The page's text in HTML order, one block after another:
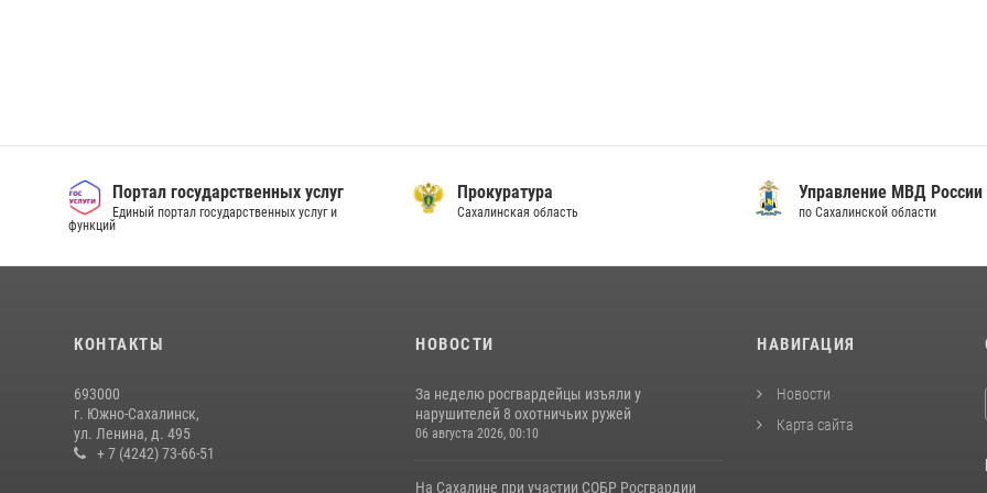
Портал государственных услуг
Единый портал государственных услуг и
функций
Прокуратура
Сахалинская область
Управление МВД России
по Сахалинской области
КОНТАКТЫ
693000
г. Южно-Сахалинск,
ул. Ленина, д. 495
+ 7 (4242) 73-66-51
НОВОСТИ
За неделю росгвардейцы изъяли у
нарушителей 8 охотничьих ружей
06 августа 2026, 00:10
На Сахалине при участии СОБР Росгвардии
НАВИГАЦИЯ
Новости
Карта сайта